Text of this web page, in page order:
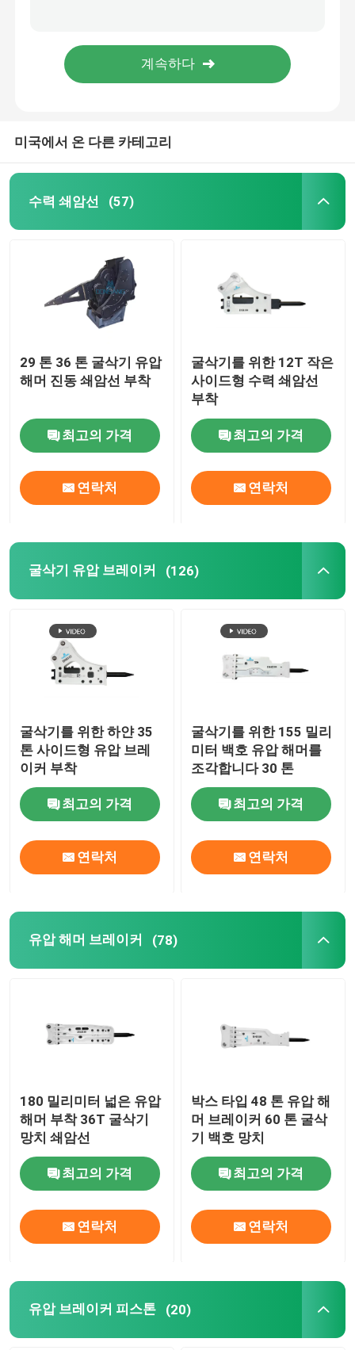
유압 해머 브레이커
유압 브레이커는 속입니다
브레이커 밀봉
수력 부시들
수력 벽개 장치 부분
굴삭기 분쇄기 버킷
분명한 분쇄기
수력 분쇄기
사용된 굴삭기 기계
미국에서 온 다른 카테고리
수력 쇄암선 (57)
29 톤 36 톤 굴삭기 유압
해머 진동 쇄암선 부착
최고의 가격
연락처
굴삭기를 위한 12T 작은
사이드형 수력 쇄암선
부착
최고의 가격
연락처
굴삭기 유압 브레이커 (126)
굴삭기를 위한 하얀 35
톤 사이드형 유압 브레
이커 부착
최고의 가격
연락처
굴삭기를 위한 155 밀리
미터 백호 유압 해머를
조각합니다 30 톤
최고의 가격
연락처
유압 해머 브레이커 (78)
180 밀리미터 넓은 유압
해머 부착 36T 굴삭기
망치 쇄암선
최고의 가격
연락처
박스 타입 48 톤 유압 해
머 브레이커 60 톤 굴삭
기 백호 망치
최고의 가격
연락처
유압 브레이커 피스톤 (20)